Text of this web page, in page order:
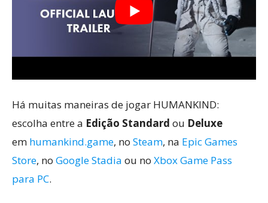
Há muitas maneiras de jogar HUMANKIND:
escolha entre a Edição Standard ou Deluxe
em humankind.game, no Steam, na Epic Games
Store, no Google Stadia ou no Xbox Game Pass
para PC.